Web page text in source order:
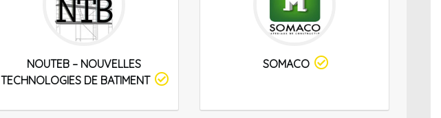
NOUTEB – NOUVELLES
TECHNOLOGIES DE BATIMENT
SOMACO